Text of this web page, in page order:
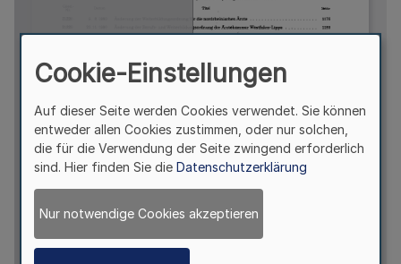
Cookie-Einstellungen
Auf dieser Seite werden Cookies verwendet. Sie können
entweder allen Cookies zustimmen, oder nur solchen,
die für die Verwendung der Seite zwingend erforderlich
sind. Hier finden Sie die Datenschutzerklärung
Nur notwendige Cookies akzeptieren